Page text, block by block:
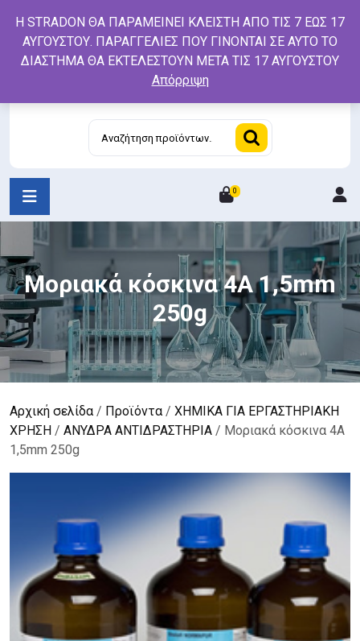
content
Αναζήτηση
0
Μοριακά κόσκινα 4Α 1,5mm
250g
Αρχική σελίδα/ Προϊόντα/ ΧΗΜΙΚΑ ΓΙΑ ΕΡΓΑΣΤΗΡΙΑΚΗ
ΧΡΗΣΗ / ΑΝΥΔΡΑ ΑΝΤΙΔΡΑΣΤΗΡΙΑ / Μοριακά κόσκινα 4Α
1,5mm 250g
Η STRADON ΘΑ ΠΑΡΑΜΕΙΝΕΙ ΚΛΕΙΣΤΗ ΑΠΟ ΤΙΣ 7 ΕΩΣ 17
ΑΥΓΟΥΣΤΟΥ. ΠΑΡΑΓΓΕΛΙΕΣ ΠΟΥ ΓΙΝΟΝΤΑΙ ΣΕ ΑΥΤΟ ΤΟ
ΔΙΑΣΤΗΜΑ ΘΑ ΕΚΤΕΛΕΣΤΟΥΝ ΜΕΤΑ ΤΙΣ 17 ΑΥΓΟΥΣΤΟΥ
Απόρριψη